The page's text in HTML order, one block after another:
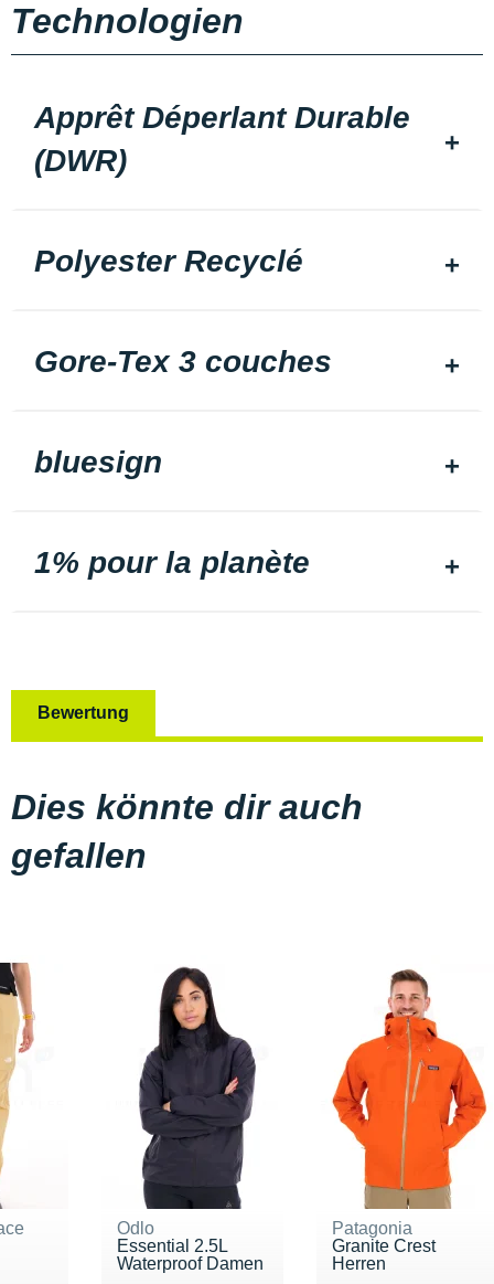
Technologien
Apprêt Déperlant Durable
(DWR)
Polyester Recyclé
Gore-Tex 3 couches
bluesign
1% pour la planète
Bewertung
Dies könnte dir auch
gefallen
Odlo
Essential 2.5L
Waterproof Damen
Patagonia
Granite Crest
Herren